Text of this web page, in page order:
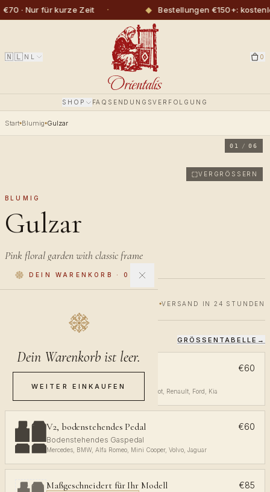
· Nur für kurze Zeit · Bestellungen €150+:
🇳🇱 NL 0
SHOP FAQ SENDUNGSVERFOLGUNG
DEIN WARENKORB · 0
Dein Warenkorb ist leer.
WEITER EINKAUFEN
Start Blumig Gulzar
VERGRÖSSERN
01 / 06
BLUMIG
Gulzar
Pink floral garden with classic frame
VERSAND IN 24 STUNDEN
GRÖSSENTABELLE →
€60
Volkswagen, Audi, Toyota, Opel, Peugeot, Renault, Ford, Kia
V2, bodenstehendes Pedal €60
Bodenstehendes Gaspedal
Mercedes, BMW, Alfa Romeo, Mini Cooper, Volvo, Jaguar
Maßgeschneidert für Ihr Modell €85